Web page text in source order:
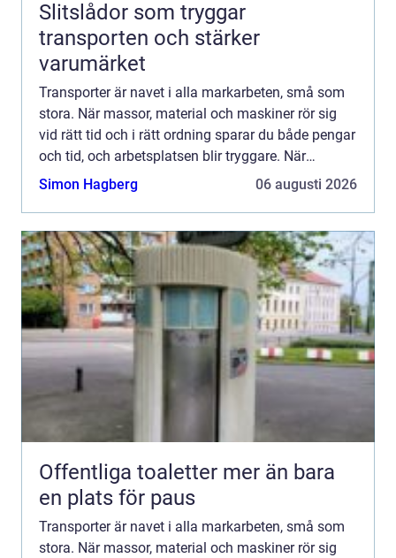
Slitslådor som tryggar
transporten och stärker
varumärket
Transporter är navet i alla markarbeten, små som
stora. När massor, material och maskiner rör sig
vid rätt tid och i rätt ordning sparar du både pengar
och tid, och arbetsplatsen blir tryggare. När
logistiken...
Simon Hagberg 06 augusti 2026
Offentliga toaletter mer än bara
en plats för paus
Transporter är navet i alla markarbeten, små som
stora. När massor, material och maskiner rör sig